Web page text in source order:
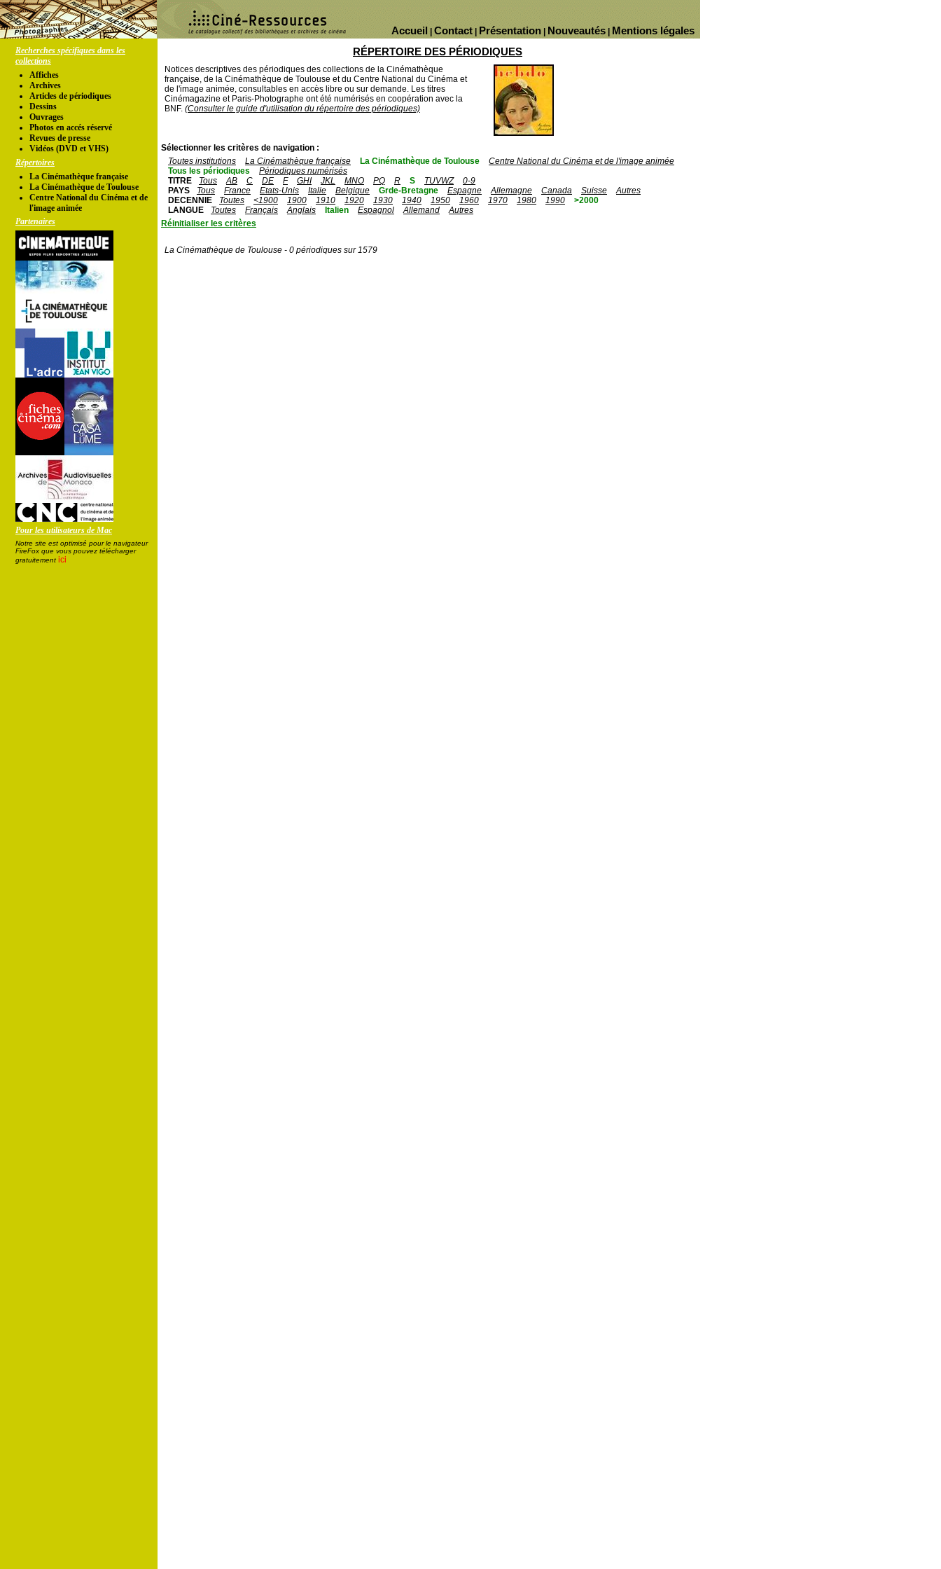
Mentions légales
Nouveautés
Présentation
Contact
Accueil
Recherches spécifiques dans les
collections
Affiches
Archives
Articles de périodiques
Dessins
Ouvrages
Photos en accés réservé
Revues de presse
Vidéos (DVD et VHS)
Répertoires
La Cinémathèque française
La Cinémathèque de Toulouse
Centre National du Cinéma et de
l'image animée
Partenaires
Pour les utilisateurs de Mac
Notre site est optimisé pour le navigateur
FireFox que vous pouvez télécharger
gratuitement ici
RÉPERTOIRE DES PÉRIODIQUES
Notices descriptives des périodiques des collections de la Cinémathèque
française, de la Cinémathèque de Toulouse et du Centre National du Cinéma et
de l'image animée, consultables en accès libre ou sur demande. Les titres
Cinémagazine et Paris-Photographe ont été numérisés en coopération avec la
BNF. (Consulter le guide d'utilisation du répertoire des périodiques)
Sélectionner les critères de navigation :
Toutes institutions
La Cinémathèque française La Cinémathèque de Toulouse
Centre National du Cinéma et de l'image animée
Tous les périodiques
Périodiques numérisés
TITRE
Tous AB C DE F GHI JKL MNO PQ R S TUVWZ
0-9
PAYS
Tous France Etats-Unis Italie Belgique Grde-Bretagne Espagne Allemagne Canada Suisse
Autres
DECENNIE
Toutes <1900 1900 1910 1920 1930 1940 1950 1960 1970 1980 1990
>2000
LANGUE
Toutes Français Anglais Italien Espagnol Allemand
Autres
Réinitialiser les critères
La Cinémathèque de Toulouse - 0 périodiques sur 1579